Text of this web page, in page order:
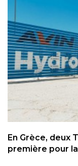
En Grèce, deux
première pour